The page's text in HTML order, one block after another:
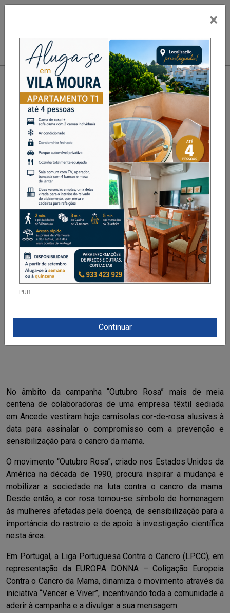
Toggle navigation
×
PUB
Continuar
Colaboradoras de empresa
têxtil de Ancede assinalam
“Outubro Rosa” com gesto de
sensibilização
Destaque
No âmbito da campanha “Outubro Rosa” mais de meia
centena de colaboradoras de uma empresa têxtil sediada
em Ancede vestiram hoje camisolas cor-de-rosa alusivas à
data para assinalar o compromisso com a prevenção e
sensibilização para o cancro da mama.
O movimento “Outubro Rosa”, criado nos Estados Unidos da
América na década de 1990, procura inspirar a mudança e
mobilizar a sociedade na luta contra o cancro da mama.
Desde então, a cor rosa tornou-se símbolo de homenagem
às mulheres afetadas pela doença, de sensibilização para a
importância do rastreio e de apoio à investigação científica
nesta área.
Em Portugal, a Liga Portuguesa Contra o Cancro (LPCC), em
representação da EUROPA DONNA – Coligação Europeia
Contra o Cancro da Mama, dinamiza o movimento através da
iniciativa “Vencer e Viver”, incentivando toda a comunidade a
aderir à campanha e a divulgar a sua mensagem.